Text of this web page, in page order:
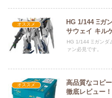
オススメ
HG 1/144 Ξガ
サウェイ キル
HG 1/144 Ξガンダ
ァン必見です。
オススメ
高品質なコピ
徹底レビュー！